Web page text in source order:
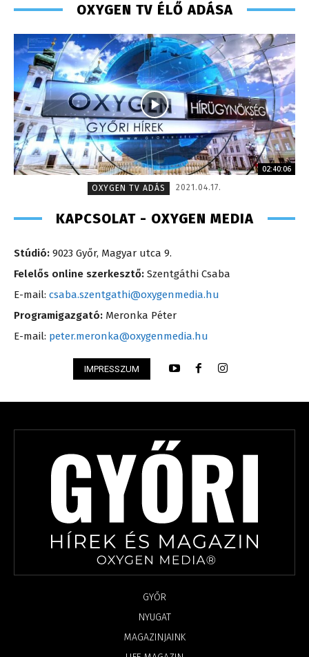
OXYGEN TV ÉLŐ ADÁSA
02:40:06
OXYGEN TV ADÁS
2021.04.17.
KAPCSOLAT - OXYGEN MEDIA
Stúdió: 9023 Győr, Magyar utca 9.
Felelős online szerkesztő: Szentgáthi Csaba
E-mail: csaba.szentgathi@oxygenmedia.hu
Programigazgató: Meronka Péter
E-mail: peter.meronka@oxygenmedia.hu
IMPRESSZUM
GYŐR
NYUGAT
MAGAZINJAINK